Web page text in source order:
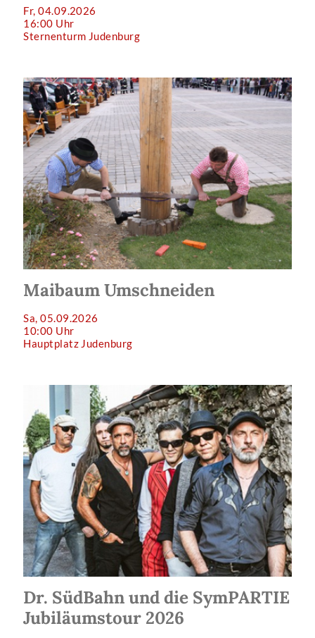
Fr, 04.09.2026
16:00 Uhr
Sternenturm Judenburg
Maibaum Umschneiden
Sa, 05.09.2026
10:00 Uhr
Hauptplatz Judenburg
Dr. SüdBahn und die SymPARTIE
Jubiläumstour 2026